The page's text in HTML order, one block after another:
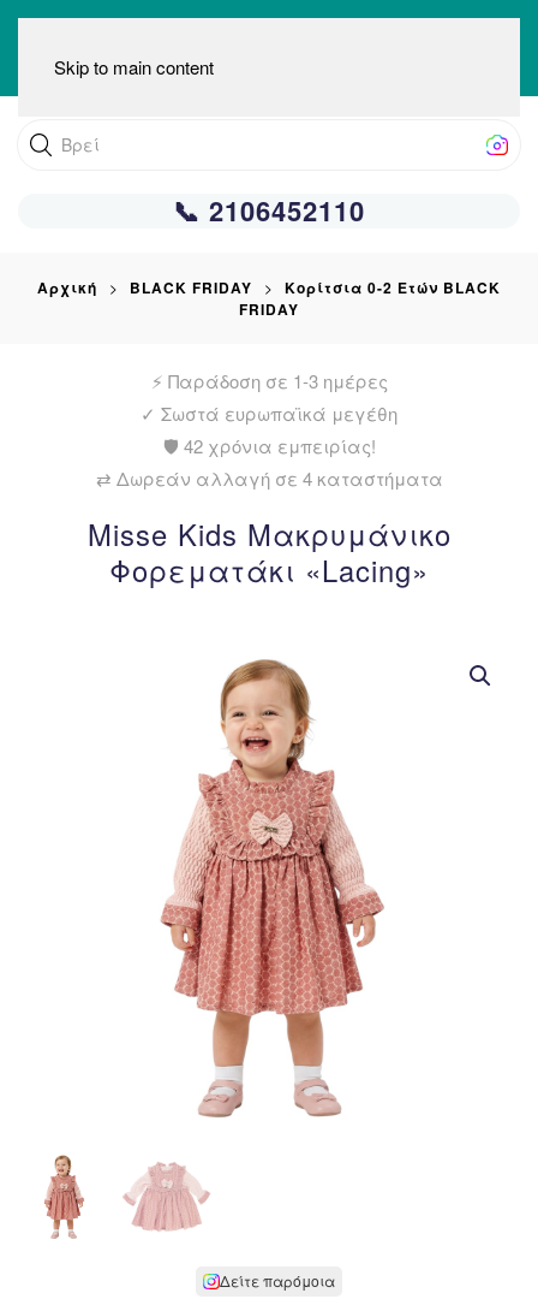
Skip to main content
Βρείτε αυ
📞 2106452110
Αρχική BLACK FRIDAY
Κορίτσια 0-2 Ετών BLACK
FRIDAY
⚡ Παράδοση σε 1-3 ημέρες
✓ Σωστά ευρωπαϊκά μεγέθη
🛡️ 42 χρόνια εμπειρίας!
⇄ Δωρεάν αλλαγή σε 4 καταστήματα
Misse Kids Μακρυμάνικο
Φορεματάκι «Lacing»
Δείτε παρόμοια